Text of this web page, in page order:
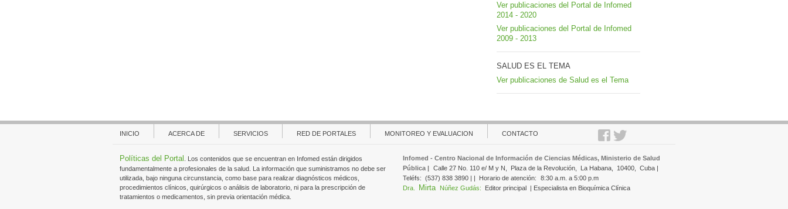
Ver publicaciones del Portal de Infomed
2014 - 2020
Ver publicaciones del Portal de Infomed
2009 - 2013
SALUD ES EL TEMA
Ver publicaciones de Salud es el Tema
INICIO ACERCA DE SERVICIOS RED DE PORTALES MONITOREO Y EVALUACION CONTACTO
Políticas del Portal
. Los contenidos que se encuentran en Infomed están dirigidos
fundamentalmente a profesionales de la salud. La información que suministramos no debe ser
utilizada, bajo ninguna circunstancia, como base para realizar diagnósticos médicos,
procedimientos clínicos, quirúrgicos o análisis de laboratorio, ni para la prescripción de
tratamientos o medicamentos, sin previa orientación médica.
Infomed - Centro Nacional de Información de Ciencias Médicas, Ministerio de Salud
Pública | Calle 27 No. 110 e/ M y N, Plaza de la Revolución, La Habana, 10400,
Cuba |
Teléfs: (537) 838 3890 | | Horario de atención:
8:30 a.m. a 5:00 p.m
Dra.
Mirta Núñez Gudás: Editor principal | Especialista en Bioquímica Clínica